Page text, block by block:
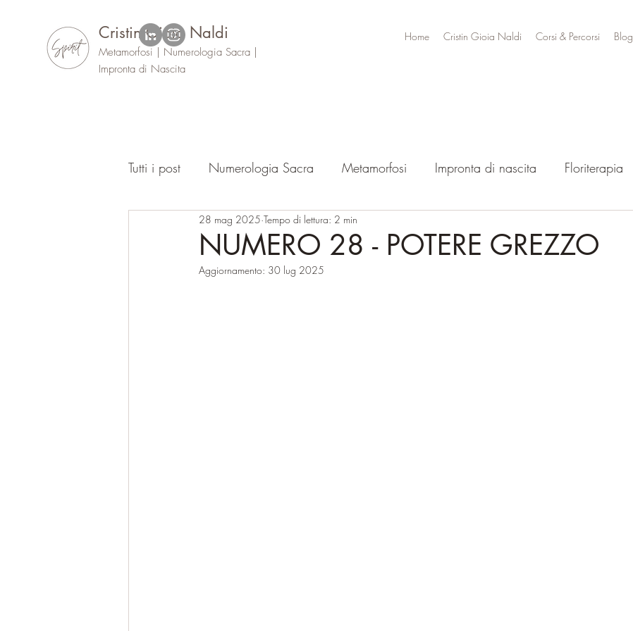
Cristin Gioia Naldi
Metamorfosi | Numerologia Sacra |
Impronta di Nascita
Home Cristin Gioia Naldi Corsi & Percorsi Blog
Tutti i post Numerologia Sacra Metamorfosi Impronta di nascita Floriterapia
Oracolo Eventi
NUMERO 28 - POTERE GREZZO
28 mag 2025 Tempo di lettura: 2 min
Aggiornamento: 30 lug 2025